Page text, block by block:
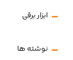
ابزار برقی
نوشته ها